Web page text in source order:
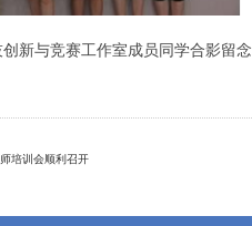
与竞赛工作室成员同学合影留念
培训会顺利召开